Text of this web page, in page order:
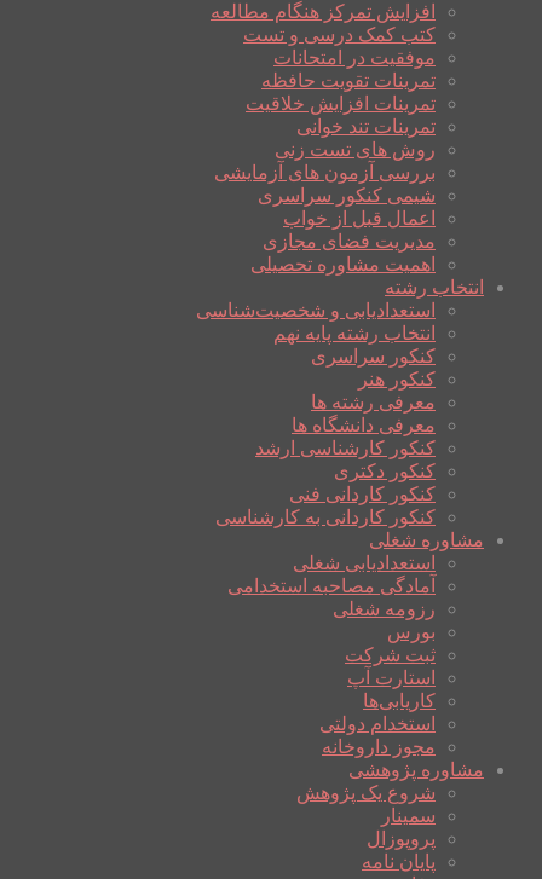
افزایش تمرکز هنگام مطالعه
کتب کمک درسی و تست
موفقیت در امتحانات
تمرینات تقویت حافظه
تمرینات افزایش خلاقیت
تمرینات تند خوانی
روش های تست زنی
بررسی آزمون های آزمایشی
شیمی کنکور سراسری
اعمال قبل از خواب
مدیریت فضای مجازی
اهمیت مشاوره تحصیلی
انتخاب رشته
استعدادیابی و شخصیت‌شناسی
انتخاب رشته پایه نهم
کنکور سراسری
کنکور هنر
معرفی رشته ها
معرفی دانشگاه ها
کنکور کارشناسی ارشد
کنکور دکتری
کنکور کاردانی فنی
کنکور کاردانی به کارشناسی
مشاوره شغلی
استعدادیابی شغلی
آمادگی مصاحبه استخدامی
رزومه شغلی
بورس
ثبت شرکت
استارت آپ
کاریابی‌ها
استخدام دولتی
مجوز داروخانه
مشاوره پژوهشی
شروع یک پژوهش
سمینار
پروپوزال
پایان نامه